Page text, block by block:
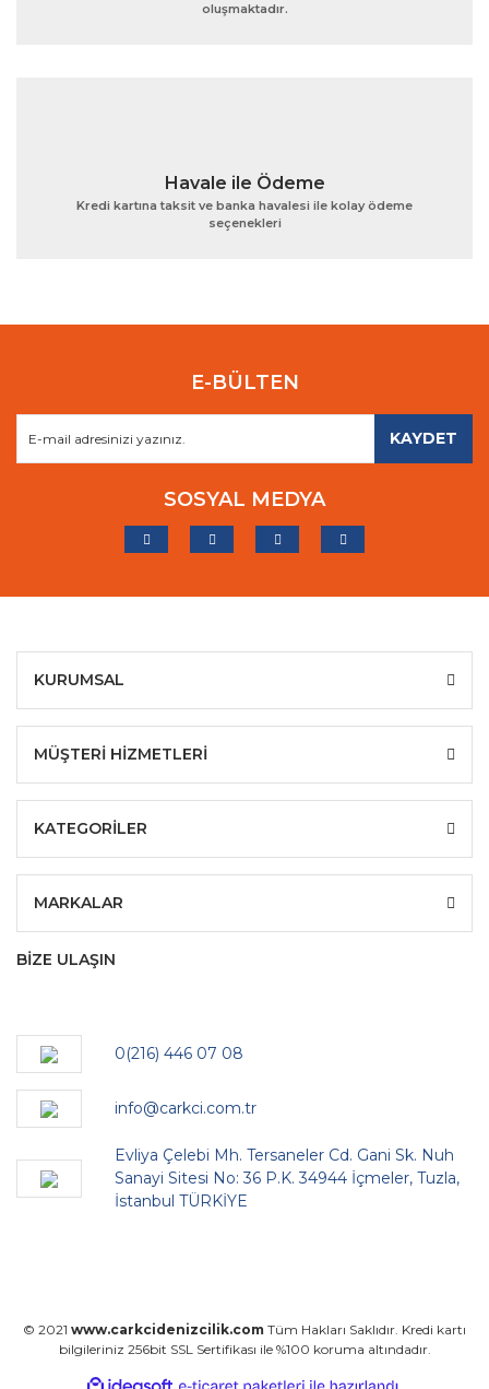
Gönder
oluşmaktadır.
Havale ile Ödeme
Kredi kartına taksit ve banka havalesi ile kolay ödeme
seçenekleri
E-BÜLTEN
KAYDET
SOSYAL MEDYA
KURUMSAL
MÜŞTERİ HİZMETLERİ
KATEGORİLER
MARKALAR
BİZE ULAŞIN
0(216) 446 07 08
info@carkci.com.tr
Evliya Çelebi Mh. Tersaneler Cd. Gani Sk. Nuh
Sanayi Sitesi No: 36 P.K. 34944 İçmeler, Tuzla,
İstanbul TÜRKİYE
© 2021 www.carkcidenizcilik.com Tüm Hakları Saklıdır. Kredi kartı
bilgileriniz 256bit SSL Sertifikası ile %100 koruma altındadır.